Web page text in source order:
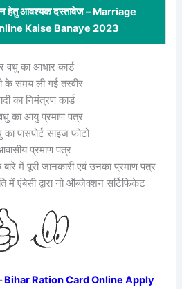
हेतु आवश्यक दस्तावेज – Marriage
Kaise Banaye 2023
वधु का आधार कार्ड
के समय ली गई तस्वीर
का निमंत्रण कार्ड
का आयु प्रमाण पत्र
पासपोर्ट साइज फोटो
प्रमाण पत्र
में पूरी जानकारी एवं उनका प्रमाण पत्र
में एंबेसी द्वारा नो ऑब्जेक्शन सर्टिफिकेट
Bihar Ration Card Online Apply